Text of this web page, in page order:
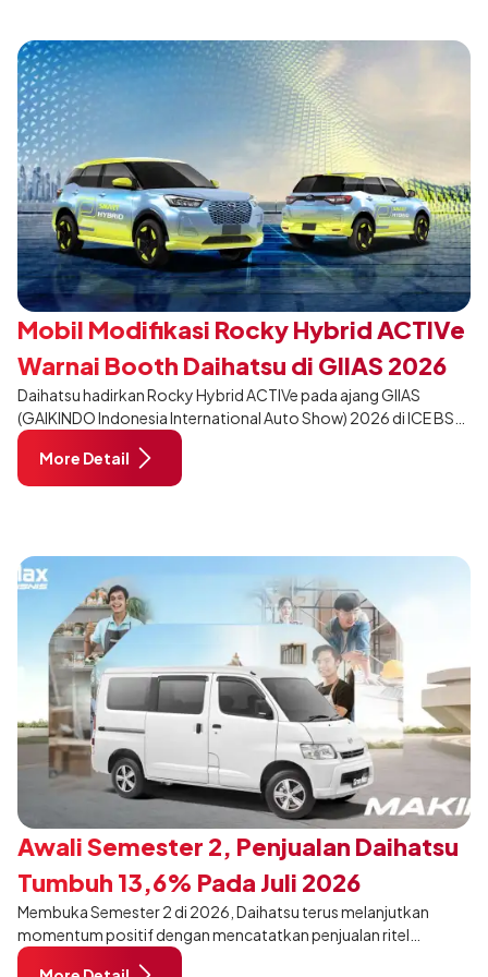
menjadi ciri khas Terios.
Mobil Modifikasi Rocky Hybrid ACTIVe
Warnai Booth Daihatsu di GIIAS 2026
Daihatsu hadirkan Rocky Hybrid ACTIVe pada ajang GIIAS
(GAIKINDO Indonesia International Auto Show) 2026 di ICE BSD
City, Tangerang. Terdapat 2 unit Rocky Hybrid yang
dimodifikasi untuk menghadirkan sarana inspirasi bagi
pengunjung mendukung gaya hidup yang aktif.
More Detail
Awali Semester 2, Penjualan Daihatsu
Tumbuh 13,6% Pada Juli 2026
Membuka Semester 2 di 2026, Daihatsu terus melanjutkan
momentum positif dengan mencatatkan penjualan ritel
sebanyak 12.750 unit pada Juli 2026. Capaian tersebut tumbuh